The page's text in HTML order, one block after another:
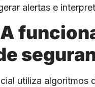
alertas e
utiliza algoritmos